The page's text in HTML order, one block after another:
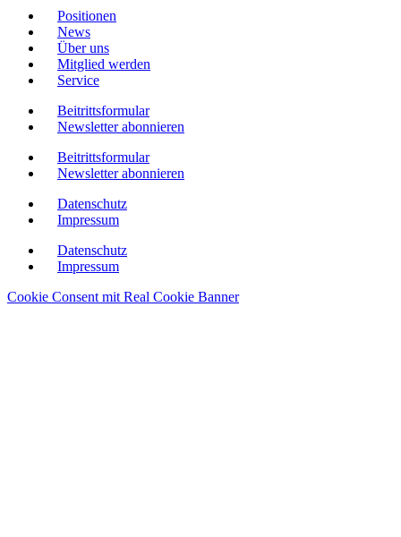
Positionen
News
Über uns
Mitglied werden
Service
Beitrittsformular
Newsletter abonnieren
Beitrittsformular
Newsletter abonnieren
Datenschutz
Impressum
Datenschutz
Impressum
Cookie Consent mit Real Cookie Banner